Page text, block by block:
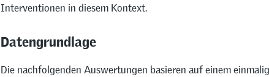
Interventionen in diesem Kontext.
Datengrundlage
Die nachfolgenden Auswertungen basieren auf einem